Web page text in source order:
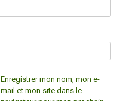
Enregistrer mon nom, mon e-
mail et mon site dans le